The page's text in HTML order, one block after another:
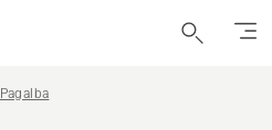
Pagalba